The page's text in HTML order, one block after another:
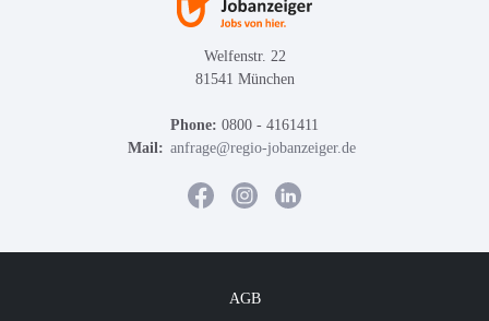
Welfenstr. 22
81541 München
Phone: 0800 - 4161411
Mail: anfrage@regio-jobanzeiger.de
AGB